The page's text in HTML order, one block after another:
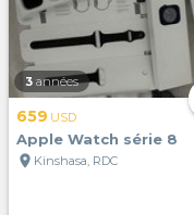
3 années
659 USD
Apple Watch série 8
location_on Kinshasa, RDC